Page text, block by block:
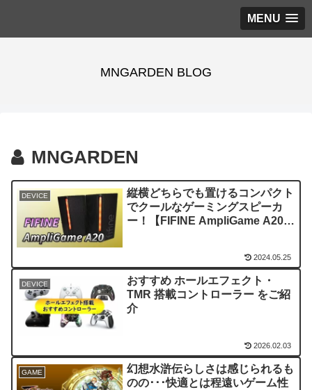
MENU
MNGARDEN BLOG
MNGARDEN
DEVICE
縦横どちらでも置けるコンパクト
でクールなゲーミングスピーカ
ー！【FIFINE AmpliGame A20
2024.05.25
DEVICE
おすすめ ホールエフェクト・
TMR 搭載コントローラー をご紹
介
2026.02.03
GAME
幻想水滸伝らしさは感じられるも
のの･･･快適とは程遠いゲーム性